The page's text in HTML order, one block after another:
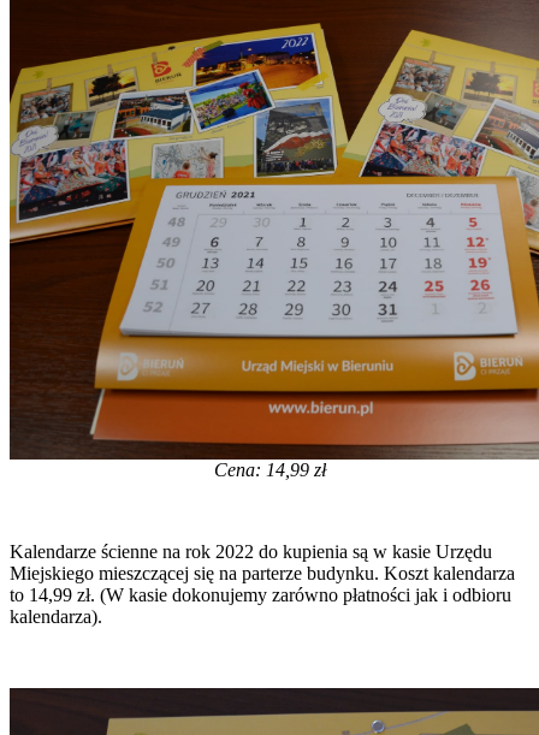
Cena: 14,99 zł
Kalendarze ścienne na rok 2022 do kupienia są w kasie Urzędu
Miejskiego mieszczącej się na parterze budynku. Koszt kalendarza
to 14,99 zł. (W kasie dokonujemy zarówno płatności jak i odbioru
kalendarza).